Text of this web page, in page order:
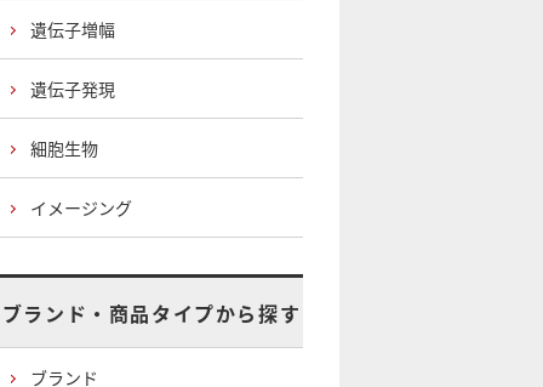
遺伝子増幅
遺伝子発現
細胞生物
イメージング
ブランド・商品タイプから探す
ブランド